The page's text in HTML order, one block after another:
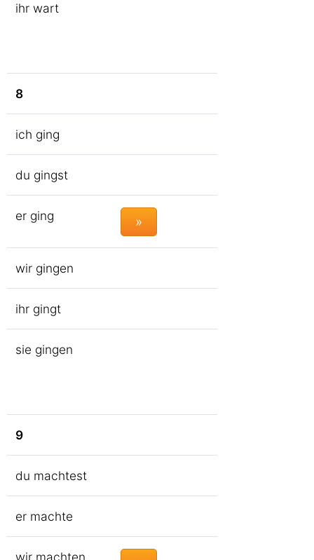
ihr wart
8
ich ging
du gingst
er ging »
wir gingen
ihr gingt
sie gingen
9
du machtest
er machte
wir machten